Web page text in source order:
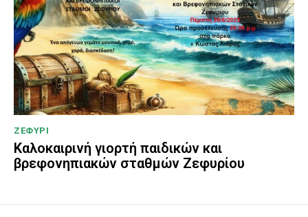
ΖΕΦΥΡΙ
Καλοκαιρινή γιορτή παιδικών και
βρεφονηπιακών σταθμών Ζεφυρίου